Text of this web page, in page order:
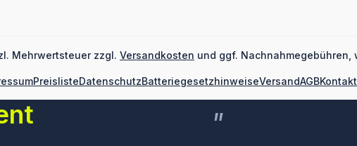
Mehrwertsteuer zzgl. Versandkosten und ggf.
PreislisteDatenschutzBatteriegesetzhinweiseVersandAGBKontakt